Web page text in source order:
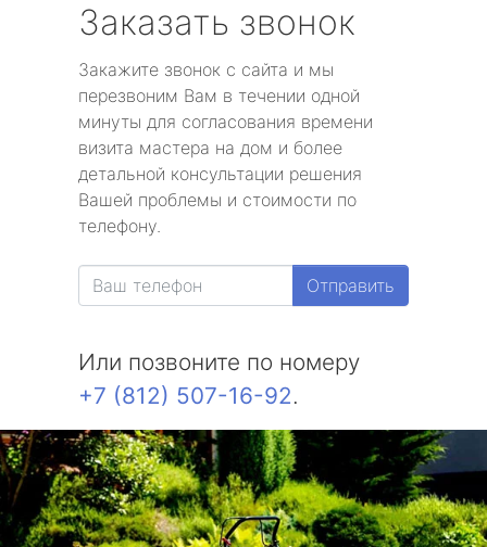
Заказать звонок
Закажите звонок с сайта и мы
перезвоним Вам в течении одной
минуты для согласования времени
визита мастера на дом и более
детальной консультации решения
Вашей проблемы и стоимости по
телефону.
Отправить
Или позвоните по номеру
+7 (812) 507-16-92.